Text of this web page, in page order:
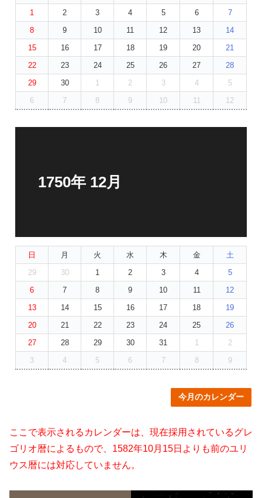
1
2 3 4 5 6
7
8
9 10 11 12 13
14
15
16 17 18 19 20
21
22
23 24 25 26 27
28
29
30 1 2 3 4
5
6
7 8 9 10 11 12
1750年 12月
日 月 火 水 木 金
土
29
30 1 2 3 4
5
6
7 8 9 10 11
12
13
14 15 16 17 18
19
20
21 22 23 24 25
26
27
28 29 30 31 1
2
3
4 5 6 7 8 9
今月のカレンダー
ここで表示されるカレンダーは、現在採用されているグレ
ゴリオ暦によるもので、1582年10月15日よりも前のユリ
ウス暦には対応していません。